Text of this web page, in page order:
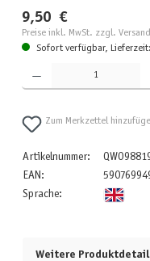
9,50 €
Preise inkl. MwSt. zzgl.
Sofort verfügbar,
Produkt Anzahl: Gib den
Zum Merkzettel
Artikelnummer:
EAN:
Sprache:
Weitere